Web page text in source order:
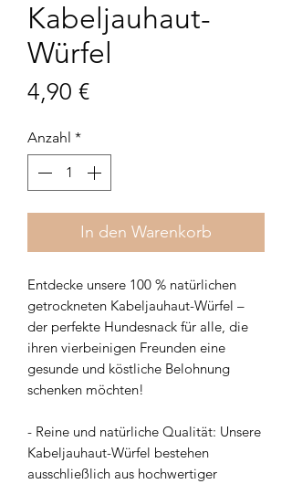
Kabeljauhaut-
Würfel
4,90 €Preis
Anzahl *
In den Warenkorb
Entdecke unsere 100 % natürlichen
getrockneten Kabeljauhaut-Würfel –
der perfekte Hundesnack für alle, die
ihren vierbeinigen Freunden eine
gesunde und köstliche Belohnung
schenken möchten!
- Reine und natürliche Qualität: Unsere
Kabeljauhaut-Würfel bestehen
ausschließlich aus hochwertiger